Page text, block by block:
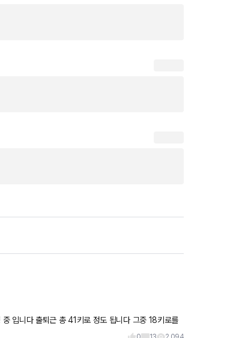
그중 18키로를